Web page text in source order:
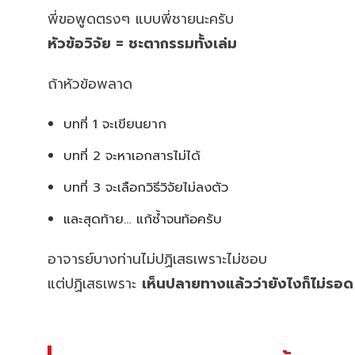
พี่ขอพูดตรงๆ แบบพี่ชายนะครับ
หัวข้อวิจัย = ชะตากรรมทั้งเล่ม
ถ้าหัวข้อพลาด
บทที่ 1 จะเขียนยาก
บทที่ 2 จะหาเอกสารไม่ได้
บทที่ 3 จะเลือกวิธีวิจัยไม่ลงตัว
และสุดท้าย… แก้ซ้ำจนท้อครับ
อาจารย์บางท่านไม่ปฏิเสธเพราะไม่ชอบ
แต่ปฏิเสธเพราะ เห็นปลายทางแล้วว่ายังไงก็ไม่รอด